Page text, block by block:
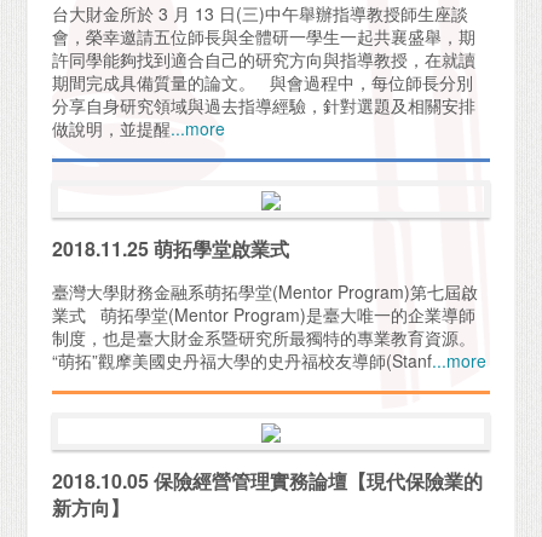
台大財金所於 3 月 13 日(三)中午舉辦指導教授師生座談
會，榮幸邀請五位師長與全體研一學生一起共襄盛舉，期
許同學能夠找到適合自己的研究方向與指導教授，在就讀
期間完成具備質量的論文。 與會過程中，每位師長分別
分享自身研究領域與過去指導經驗，針對選題及相關安排
做說明，並提醒...more
2018.11.25 萌拓學堂啟業式
臺灣大學財務金融系萌拓學堂(Mentor Program)第七屆啟
業式 萌拓學堂(Mentor Program)是臺大唯一的企業導師
制度，也是臺大財金系暨研究所最獨特的專業教育資源。
“萌拓”觀摩美國史丹福大學的史丹福校友導師(Stanf...more
2018.10.05 保險經營管理實務論壇【現代保險業的
新方向】